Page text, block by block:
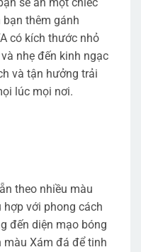
thêm gánh
có kích thước nhỏ
nhẹ đến kinh ngạc
và tận hưởng trải
lúc mọi nơi.
theo nhiều màu
hợp với phong cách
đến diện mạo bóng
màu Xám đá để tinh